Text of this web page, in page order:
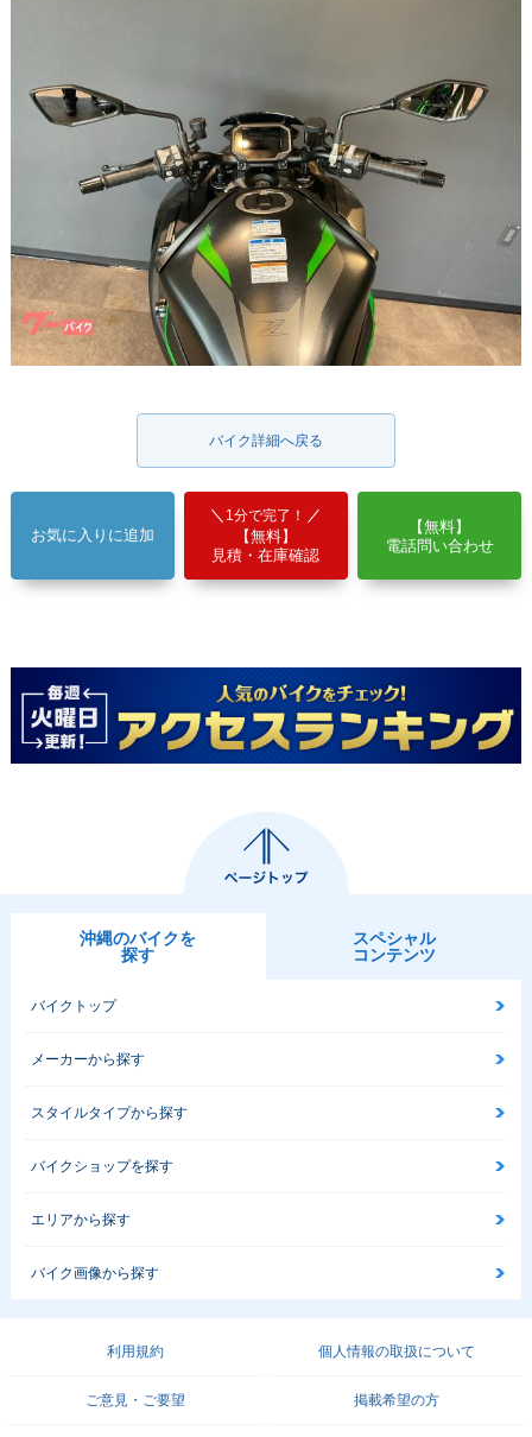
バイク詳細へ戻る
お気に入りに追加
1分で完了！
【無料】
見積・在庫確認
【無料】
電話問い合わせ
沖縄のバイクを
探す
スペシャル
コンテンツ
バイクトップ
メーカーから探す
スタイルタイプから探す
バイクショップを探す
エリアから探す
バイク画像から探す
利用規約 個人情報の取扱について
ご意見・ご要望 掲載希望の方